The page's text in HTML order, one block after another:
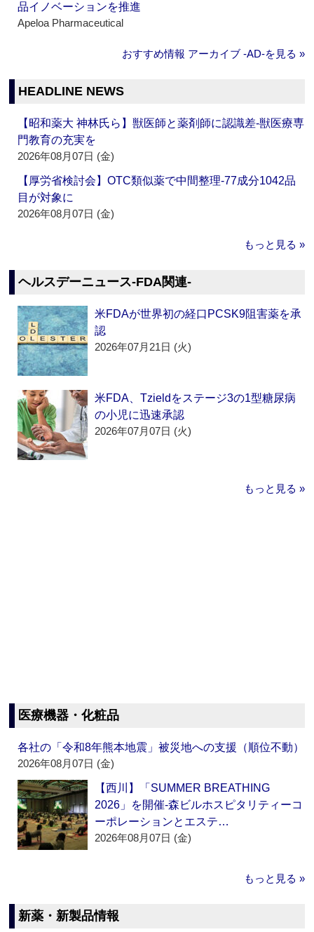
品イノベーションを推進
Apeloa Pharmaceutical
おすすめ情報 アーカイブ ‐AD‐を見る »
HEADLINE NEWS
【昭和薬大 神林氏ら】獣医師と薬剤師に認識差‐獣医療専
門教育の充実を
2026年08月07日 (金)
【厚労省検討会】OTC類似薬で中間整理‐77成分1042品
目が対象に
2026年08月07日 (金)
もっと見る »
ヘルスデーニュース‐FDA関連‐
米FDAが世界初の経口PCSK9阻害薬を承
認
2026年07月21日 (火)
米FDA、Tzieldをステージ3の1型糖尿病
の小児に迅速承認
2026年07月07日 (火)
もっと見る »
医療機器・化粧品
各社の「令和8年熊本地震」被災地への支援（順位不動）
2026年08月07日 (金)
【西川】「SUMMER BREATHING
2026」を開催‐森ビルホスピタリティーコ
ーポレーションとエステ…
2026年08月07日 (金)
もっと見る »
新薬・新製品情報